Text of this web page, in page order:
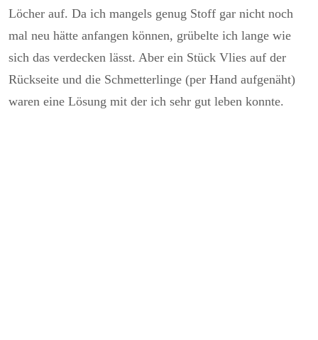
Löcher auf. Da ich mangels genug Stoff gar nicht noch
mal neu hätte anfangen können, grübelte ich lange wie
sich das verdecken lässt. Aber ein Stück Vlies auf der
Rückseite und die Schmetterlinge (per Hand aufgenäht)
waren eine Lösung mit der ich sehr gut leben konnte.